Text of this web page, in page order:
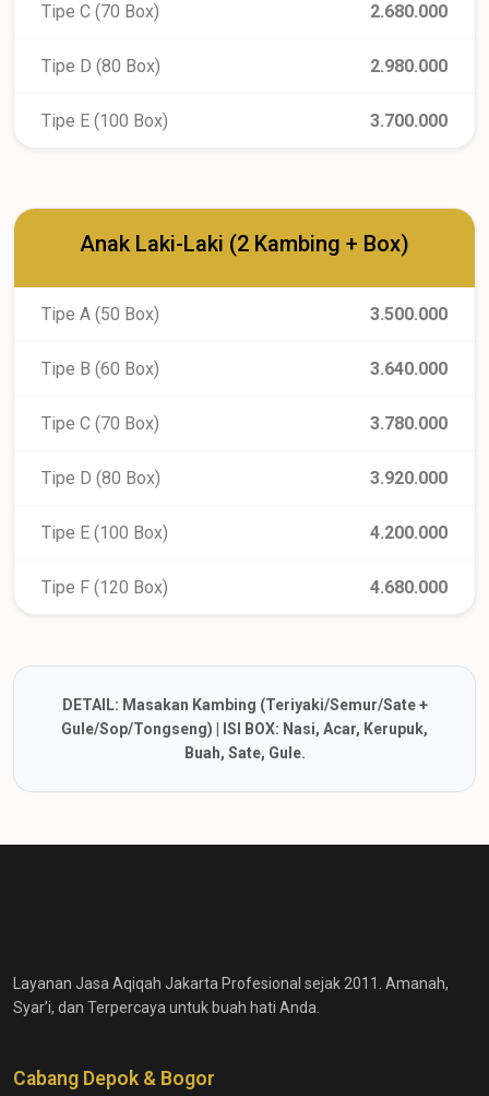
Tipe C (70 Box) 2.680.000
Tipe D (80 Box) 2.980.000
Tipe E (100 Box) 3.700.000
Anak Laki-Laki (2 Kambing + Box)
Tipe A (50 Box) 3.500.000
Tipe B (60 Box) 3.640.000
Tipe C (70 Box) 3.780.000
Tipe D (80 Box) 3.920.000
Tipe E (100 Box) 4.200.000
Tipe F (120 Box) 4.680.000
DETAIL: Masakan Kambing (Teriyaki/Semur/Sate +
Gule/Sop/Tongseng) | ISI BOX: Nasi, Acar, Kerupuk,
Buah, Sate, Gule.
Layanan Jasa Aqiqah Jakarta Profesional sejak 2011. Amanah,
Syar’i, dan Terpercaya untuk buah hati Anda.
Cabang Depok & Bogor